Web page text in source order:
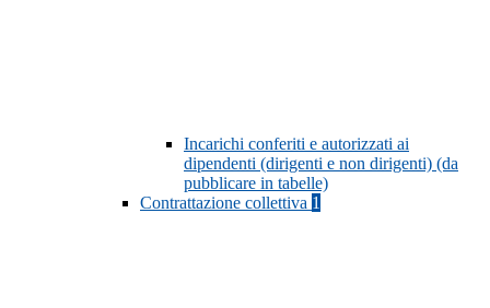
Incarichi conferiti e autorizzati ai
dipendenti (dirigenti e non dirigenti) (da
pubblicare in tabelle)
Contrattazione collettiva 1